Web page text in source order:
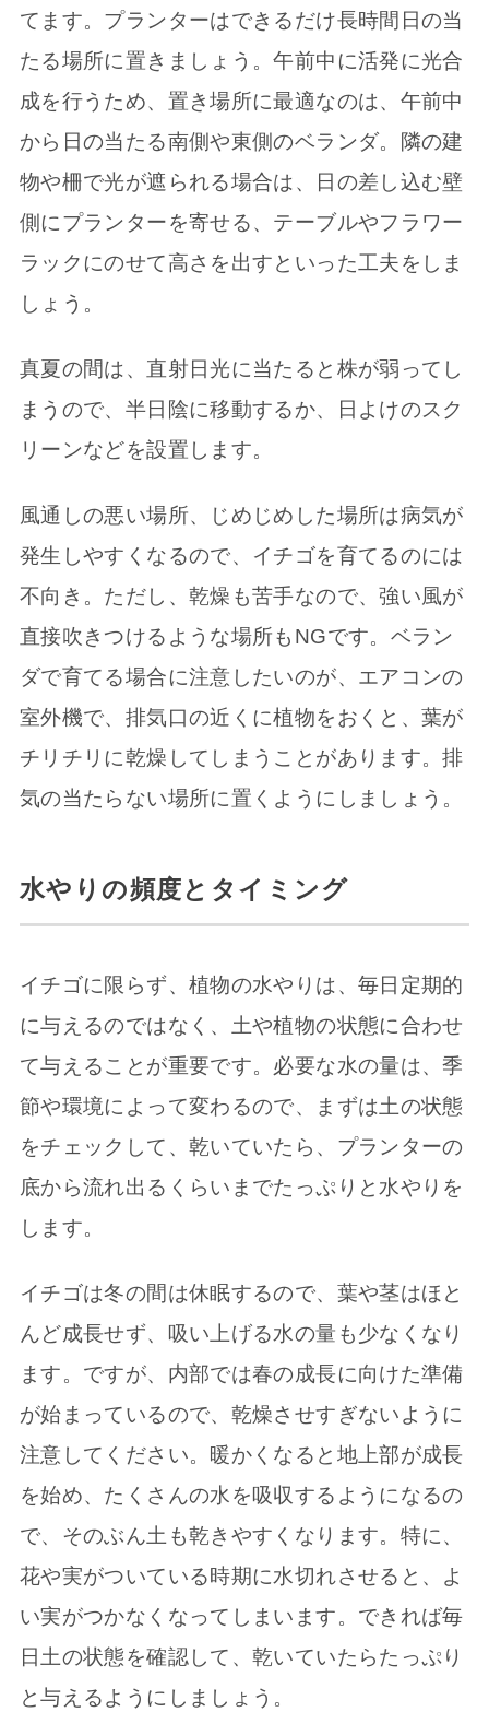
てます。プランターはできるだけ長時間日の当
たる場所に置きましょう。午前中に活発に光合
成を行うため、置き場所に最適なのは、午前中
から日の当たる南側や東側のベランダ。隣の建
物や柵で光が遮られる場合は、日の差し込む壁
側にプランターを寄せる、テーブルやフラワー
ラックにのせて高さを出すといった工夫をしま
しょう。
真夏の間は、直射日光に当たると株が弱ってし
まうので、半日陰に移動するか、日よけのスク
リーンなどを設置します。
風通しの悪い場所、じめじめした場所は病気が
発生しやすくなるので、イチゴを育てるのには
不向き。ただし、乾燥も苦手なので、強い風が
直接吹きつけるような場所もNGです。ベラン
ダで育てる場合に注意したいのが、エアコンの
室外機で、排気口の近くに植物をおくと、葉が
チリチリに乾燥してしまうことがあります。排
気の当たらない場所に置くようにしましょう。
水やりの頻度とタイミング
イチゴに限らず、植物の水やりは、毎日定期的
に与えるのではなく、土や植物の状態に合わせ
て与えることが重要です。必要な水の量は、季
節や環境によって変わるので、まずは土の状態
をチェックして、乾いていたら、プランターの
底から流れ出るくらいまでたっぷりと水やりを
します。
イチゴは冬の間は休眠するので、葉や茎はほと
んど成長せず、吸い上げる水の量も少なくなり
ます。ですが、内部では春の成長に向けた準備
が始まっているので、乾燥させすぎないように
注意してください。暖かくなると地上部が成長
を始め、たくさんの水を吸収するようになるの
で、そのぶん土も乾きやすくなります。特に、
花や実がついている時期に水切れさせると、よ
い実がつかなくなってしまいます。できれば毎
日土の状態を確認して、乾いていたらたっぷり
と与えるようにしましょう。